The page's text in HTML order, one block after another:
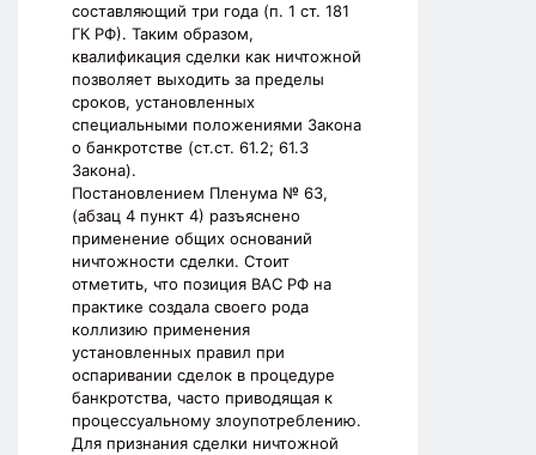
составляющий три года (п. 1 ст. 181
ГК РФ). Таким образом,
квалификация сделки как ничтожной
позволяет выходить за пределы
сроков, установленных
специальными положениями Закона
о банкротстве (ст.ст. 61.2; 61.3
Закона).
Постановлением Пленума № 63,
(абзац 4 пункт 4) разъяснено
применение общих оснований
ничтожности сделки. Стоит
отметить, что позиция ВАС РФ на
практике создала своего рода
коллизию применения
установленных правил при
оспаривании сделок в процедуре
банкротства, часто приводящая к
процессуальному злоупотреблению.
Для признания сделки ничтожной